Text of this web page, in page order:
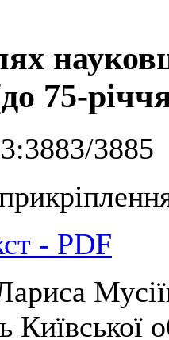
75-
3885
- PDF
Київської